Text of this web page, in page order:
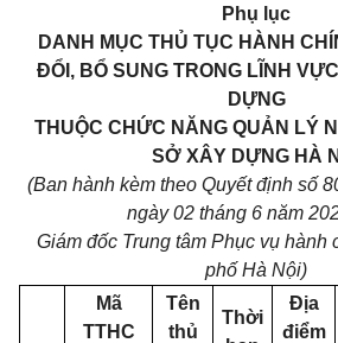
Phụ lục
DANH MỤC THỦ TỤC HÀNH
ĐỔI, BỔ SUNG TRONG LĨNH
DỰNG
THUỘC CHỨC NĂNG QUẢN LÝ
SỞ XÂY DỰNG HÀ
(Ban hành kèm theo Quyết định số
ngày 02 tháng 6 năm
Giám đốc Trung tâm Phục vụ hành
phố Hà Nội)
Mã
TTHC
Tên
thủ
Thời
Địa
điểm